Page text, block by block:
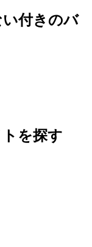
付きのバ
を探す